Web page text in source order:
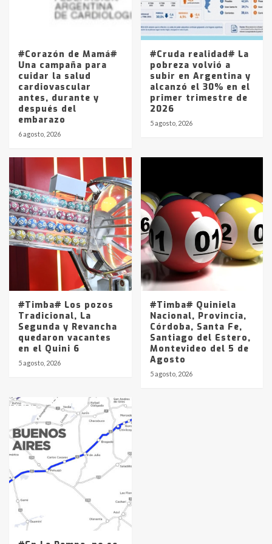
Los precios de los combustibles en
La Pampa, desde YPF hasta Axion
entre 857 a 1338 pesos
#Corazón de Mamá#
Una campaña para
cuidar la salud
cardiovascular
antes, durante y
después del
embarazo
6 agosto, 2026
#Cruda realidad# La
pobreza volvió a
subir en Argentina y
alcanzó el 30% en el
primer trimestre de
2026
5 agosto, 2026
#Timba# Los pozos
Tradicional, La
Segunda y Revancha
quedaron vacantes
en el Quini 6
5 agosto, 2026
#Timba# Quiniela
Nacional, Provincia,
Córdoba, Santa Fe,
Santiago del Estero,
Montevideo del 5 de
Agosto
5 agosto, 2026